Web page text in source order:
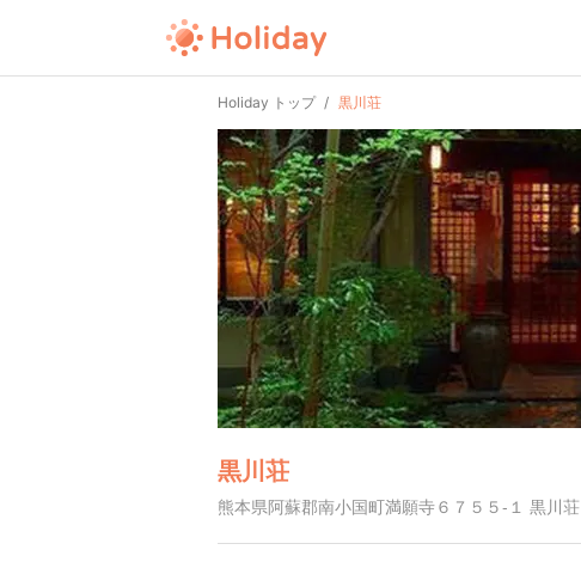
Holiday トップ 黒川荘
黒川荘
熊本県阿蘇郡南小国町満願寺６７５５-１ 黒川荘